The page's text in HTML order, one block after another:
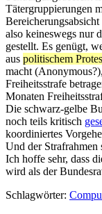
Tätergruppierungen
also keineswegs nur
gestellt. Es genügt,
aus politischem
macht
Freiheitsstrafe
Monaten
Die schwarz-gelbe
noch teils kritisch
koordiniertes
Und der Strafrahmen
Ich hoffe sehr, dass
wird als der
Schlagwörter: